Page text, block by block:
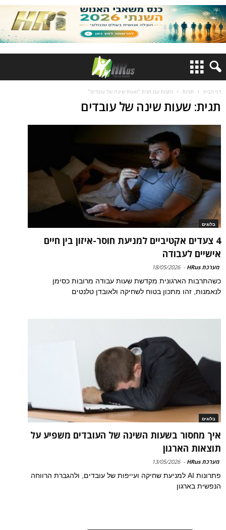
דף הבית תגיות כתבות עם תגית "שעות שינה של עובדים"
תגית: שעות שינה של עובדים
בלוגים
4 צעדים אקטיביים למניעת חוסר-איזון בין חיים
אישיים לעבודה
מערכת HRus -
18/05/2026
כשהתרבות הארגונית מקדשת שעות עבודה מרובות כסימן
לנאמנות, זהו מתכון בטוח לשחיקה ולאובדן טלנטים
בלוגים
איך מחסור בשעות השינה של העובדים משפיע על
תוצאות הארגון
מערכת HRus -
13/05/2026
פתרונות AI למניעת שחיקה ועייפות של עובדים, ולהגברת הרווחה
הנפשית בארגון